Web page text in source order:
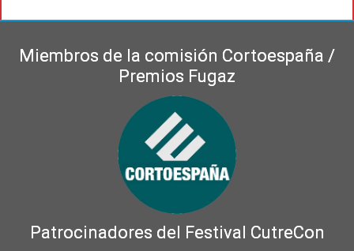
Miembros de la comisión Cortoespaña /
Premios Fugaz
Patrocinadores del Festival CutreCon